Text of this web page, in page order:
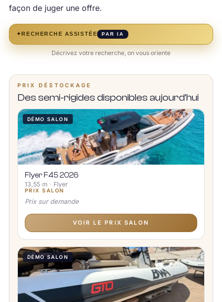
façon de juger une offre.
✦ RECHERCHE ASSISTÉE PAR IA
Décrivez votre recherche, on vous oriente
PRIX DÉSTOCKAGE
Des semi-rigides disponibles aujourd’hui
DÉMO SALON
Flyer F45 2026
13,55 m · Flyer
PRIX SALON
Prix sur demande
VOIR LE PRIX SALON
DÉMO SALON